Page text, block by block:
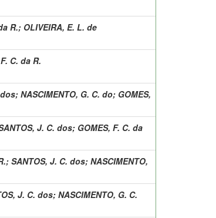
R.; OLIVEIRA, E. L. de
C. da R.
; NASCIMENTO, G. C. do; GOMES,
J. C. dos; GOMES, F. C. da
; SANTOS, J. C. dos; NASCIMENTO,
J. C. dos; NASCIMENTO, G. C.